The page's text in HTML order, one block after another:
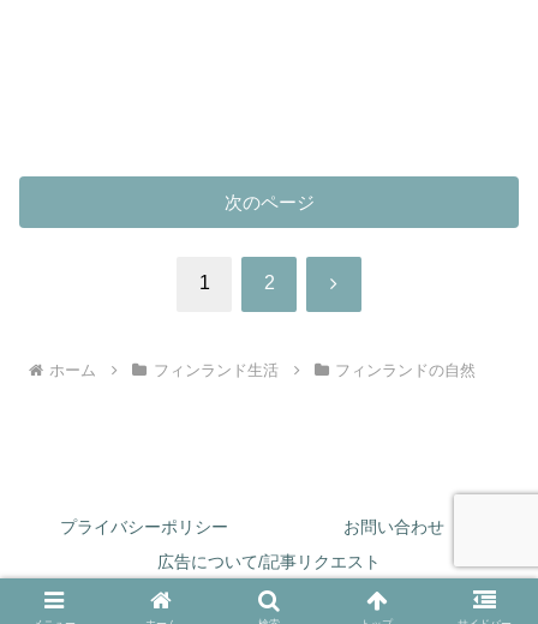
次のページ
1 2 次
ホーム フィンランド生活 フィンランドの自然
プライバシーポリシー
お問い合わせ
広告について/記事リクエスト
Copyright © 2024-2026 北欧生活ふたりごと All Rights Reserved.